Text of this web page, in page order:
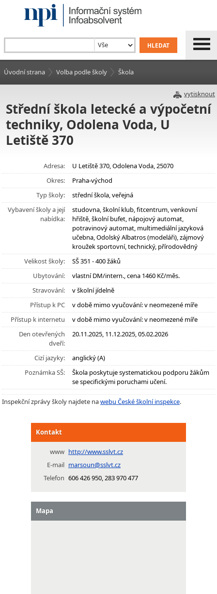
Úvodní strana Volba podle školy Škola
vytisknout
Střední škola letecké a výpočetní
techniky, Odolena Voda, U
Letiště 370
Adresa:
U Letiště 370, Odolena Voda, 25070
Okres:
Praha-východ
Typ školy:
střední škola, veřejná
Vybavení školy a její
nabídka:
studovna, školní klub, fitcentrum, venkovní
hřiště, školní bufet, nápojový automat,
potravinový automat, multimediální jazyková
učebna, Odolský Albatros (modeláři), zájmový
kroužek sportovní, technický, přírodovědný
Velikost školy:
SŠ 351 - 400 žáků
Ubytování:
vlastní DM/intern., cena 1460 Kč/měs.
Stravování:
v školní jídelně
Přístup k PC
v době mimo vyučování: v neomezené míře
Přístup k internetu
v době mimo vyučování: v neomezené míře
Den otevřených
dveří:
20.11.2025, 11.12.2025, 05.02.2026
Cizí jazyky:
anglický (A)
Poznámka SŠ:
Škola poskytuje systematickou podporu žákům
se specifickými poruchami učení.
Inspekční zprávy školy najdete nawebu České školní inspekce.
Kontakt
www http://www.sslvt.cz
E-mail marsoun@sslvt.cz
Telefon 606 426 950, 283 970 477
Mapa